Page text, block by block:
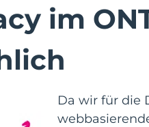
im
Da wir für die